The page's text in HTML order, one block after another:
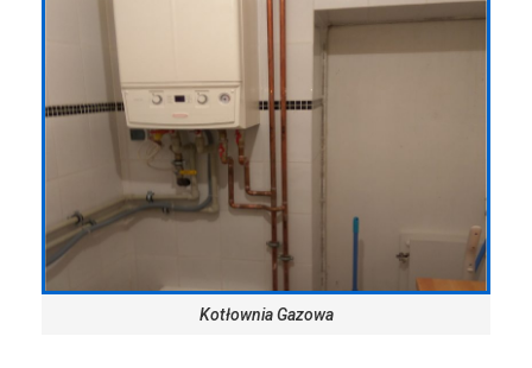
Kotłownia Gazowa